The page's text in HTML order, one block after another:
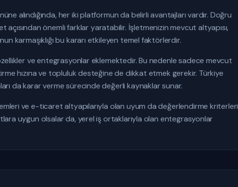
alındığında, her iki platformun da belirli avantajları vardır. Doğru
önemli farklar yaratabilir. İşletmenizin mevcut altyapısı,
karmaşıklığı bu kararı etkileyen temel faktörlerdir.
ve entegrasyonlar eklemektedir. Bu nedenle sadece mevcut
hızına ve topluluk desteğine de dikkat etmek gerekir. Türkiye
da karar verme sürecinde değerli kaynaklar sunar.
ve e-ticaret altyapılarıyla olan uyum da değerlendirme kriterleri
uygun olsalar da, yerel iş ortaklarıyla olan entegrasyonlar